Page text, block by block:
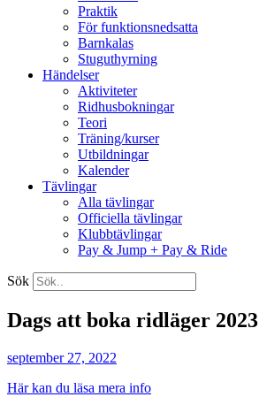
Praktik
För funktionsnedsatta
Barnkalas
Stuguthyrning
Händelser
Aktiviteter
Ridhusbokningar
Teori
Träning/kurser
Utbildningar
Kalender
Tävlingar
Alla tävlingar
Officiella tävlingar
Klubbtävlingar
Pay & Jump + Pay & Ride
Sök
Dags att boka ridläger 2023
september 27, 2022
Här kan du läsa mera info